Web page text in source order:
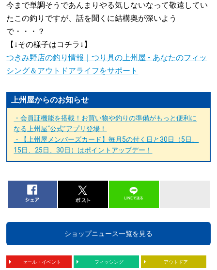
今まで単調そうであんまりやる気しないなって敬遠してい
たこの釣りですが、話を聞くに結構奥が深いよう
で・・・？
【↓その様子はコチラ↓】
つきみ野店の釣り情報｜つり具の上州屋 - あなたのフィッ
シング＆アウトドアライフをサポート
上州屋からのお知らせ
・会員証機能を搭載！お買い物や釣りの準備がもっと便利に
なる上州屋“公式”アプリ登場！
・【上州屋メンバーズカード】毎月5の付く日と30日（5日、
15日、25日、30日）はポイントアップデー！
ショップニュース一覧を見る
セール・イベント フィッシング アウトドア